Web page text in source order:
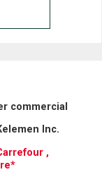
commercial
Inc.
,